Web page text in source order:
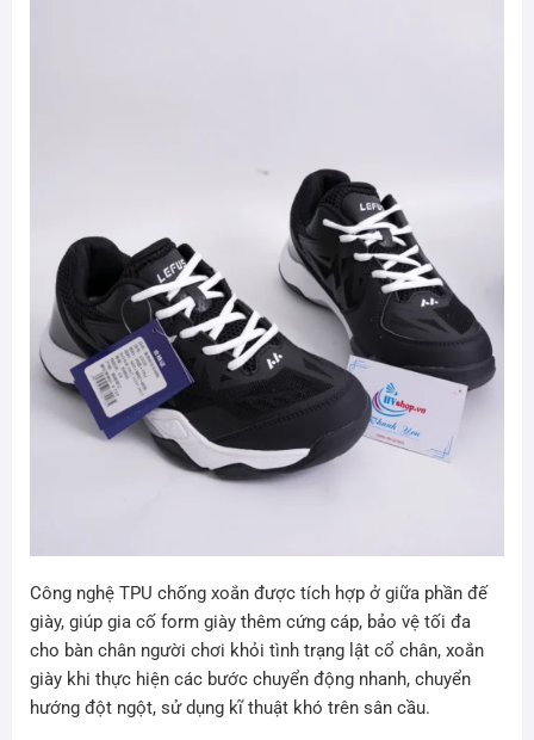
Công nghệ TPU chống xoắn được tích hợp ở giữa phần đế
giày, giúp gia cố form giày thêm cứng cáp, bảo vệ tối đa
cho bàn chân người chơi khỏi tình trạng lật cổ chân, xoắn
giày khi thực hiện các bước chuyển động nhanh, chuyển
hướng đột ngột, sử dụng kĩ thuật khó trên sân cầu.